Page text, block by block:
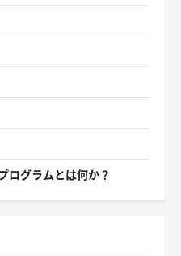
ログラムとは何か？